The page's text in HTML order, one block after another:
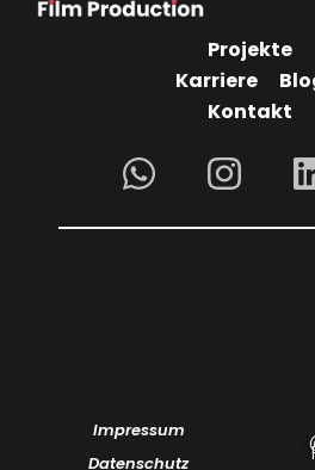
Projekte
Karriere
Kontakt
Impressum
Datenschutz